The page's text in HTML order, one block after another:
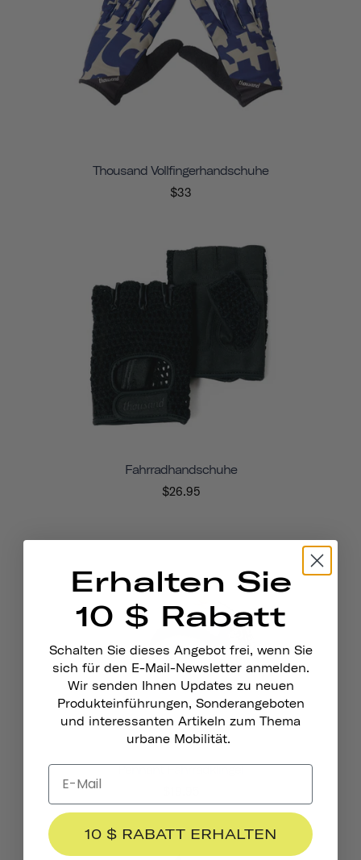
Thousand Vollfingerhandschuhe
$33
Fahrradhandschuhe
$26.95
Pennant Fahrradklingel
Erhalten Sie
10 $ Rabatt
Schalten Sie dieses Angebot frei, wenn Sie
sich für den E-Mail-Newsletter anmelden.
Wir senden Ihnen Updates zu neuen
Produkteinführungen, Sonderangeboten
und interessanten Artikeln zum Thema
urbane Mobilität.
10 $ RABATT ERHALTEN